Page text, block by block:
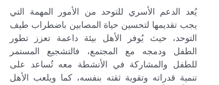
يُعد الدعم الأسري للتوحد من الأمور المهمة التي
يجب تقديمها لتحسين حياة المصابين باضطراب طيف
التوحد، حيث يُوفر الأهل بيئة داعمة تعزز تطور
الطفل ودمجه مع المجتمع، فالتشجيع المستمر
للطفل والمشاركة في الأنشطة معه تُساعد على
تنمية قدراته وتقوية ثقته بنفسه، كما ويلعب الأهل